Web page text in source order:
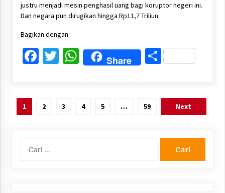
justru menjadi mesin penghasil uang bagi koruptor negeri ini.
Dan negara pun dirugikan hingga Rp11,7 Triliun.
Bagikan dengan:
Facebook
Twitter
WhatsApp
Share Share
Paginasi
1 2 3 4 5 … 59 Next
untuk: